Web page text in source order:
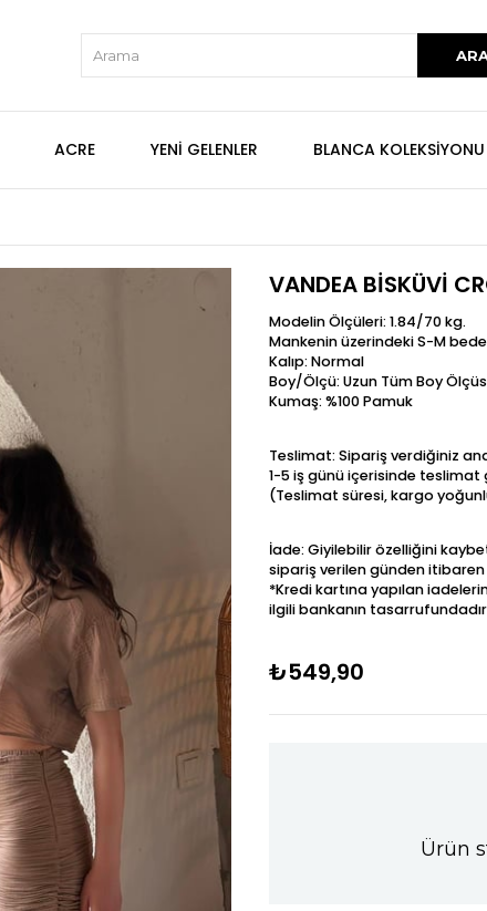
ACRE YENİ GELENLER BLANCA KOLEKSİYONU
VANDEA BİSKÜVİ
Modelin Ölçüleri: 1.84/70 kg.
Mankenin üzerindeki S-M
Kalıp: Normal
Boy/Ölçü: Uzun Tüm Boy
Kumaş: %100 Pamuk
Teslimat: Sipariş verdiğiniz
1-5 iş günü içerisinde
(Teslimat süresi, kargo
İade: Giyilebilir özelliğini
sipariş verilen günden itibaren
*Kredi kartına yapılan
ilgili bankanın
₺549,90
Ürün